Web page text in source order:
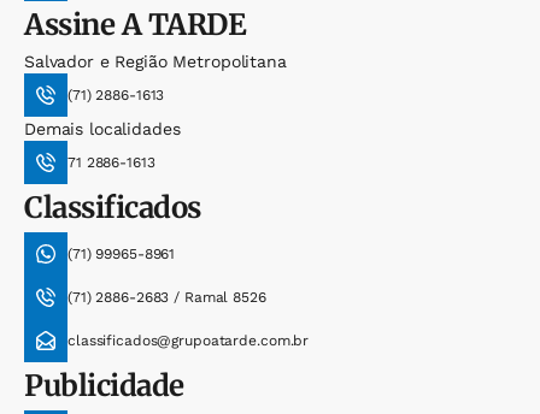
AssineA TARDE
Salvador e Região Metropolitana
(71) 2886-1613
Demais localidades
71 2886-1613
Classificados
(71) 99965-8961
(71) 2886-2683 / Ramal 8526
classificados@grupoatarde.com.br
Publicidade